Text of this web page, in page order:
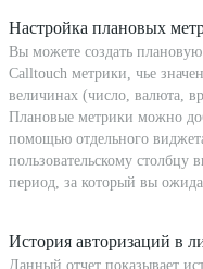
Настройка плановых
Вы можете создать
Calltouch метрики, чье
величинах (число, валюта,
Плановые метрики можно
помощью отдельного
пользовательскому столбцу
период, за который вы
История авторизаций в
Данный отчет показывает